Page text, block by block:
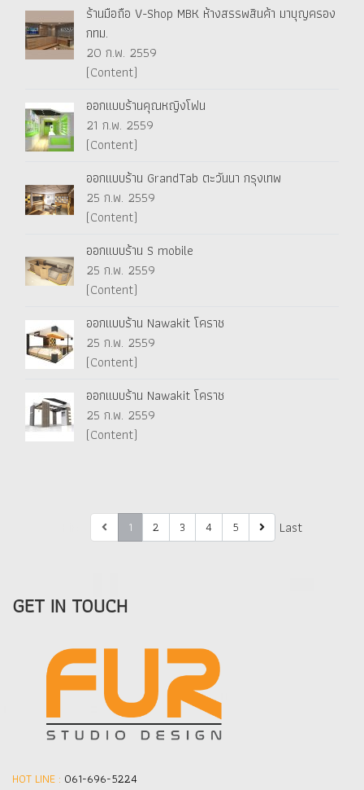
ร้านมือถือ V-Shop MBK ห้างสรรพสินค้า มาบุญครอง
กทม.
20 ก.พ. 2559
(Content)
ออกแบบร้านคุณหญิงโฟน
21 ก.พ. 2559
(Content)
ออกแบบร้าน GrandTab ตะวันนา กรุงเทพ
25 ก.พ. 2559
(Content)
ออกแบบร้าน S mobile
25 ก.พ. 2559
(Content)
ออกแบบร้าน Nawakit โคราช
25 ก.พ. 2559
(Content)
ออกแบบร้าน Nawakit โคราช
25 ก.พ. 2559
(Content)
1 2 3 4 5 Last
GET IN TOUCH
HOT LINE : 061-696-5224